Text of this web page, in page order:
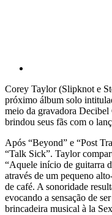
Corey Taylor (Slipknot e
próximo álbum solo
meio da gravadora
brindou seus fãs com o
Após “Beyond” e “Post
“Talk Sick”. Taylor
“Aquele início de guitarra
através de um pequeno
de café. A sonoridade
evocando a sensação de
brincadeira musical à la